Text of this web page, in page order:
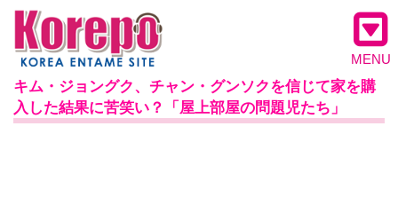
MENU
キム・ジョングク、チャン・グンソクを信じて家を購
入した結果に苦笑い？「屋上部屋の問題児たち」